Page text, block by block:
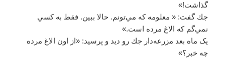
ﮔﺬﺍﺷﺖ!»
ﺟﻚ ﮔﻔﺖ: « ﻣﻌﻠﻮﻣﻪ ﮐﻪ ﻣﻲﺗﻮﻧﻢ. ﺣﺎﻻ ﺑﺒﻴﻦ. ﻓﻘﻂ ﺑﻪ ﮐﺴﻲ
ﻧﻤﻲﮔﻢ ﮐﻪ ﺍﻻﻍ ﻣﺮﺩﻩ ﺍﺳﺖ.»
ﻳﮏ ﻣﺎﻩ ﺑﻌﺪ ﻣﺰﺭﻋﻪﺩﺍﺭ ﺟﻚ ﺭﻭ ﺩﻳﺪ ﻭ ﭘﺮﺳﻴﺪ: «ﺍﺯ ﺍﻭﻥ ﺍﻻﻍ ﻣﺮﺩﻩ
ﭼﻪ ﺧﺒﺮ؟»